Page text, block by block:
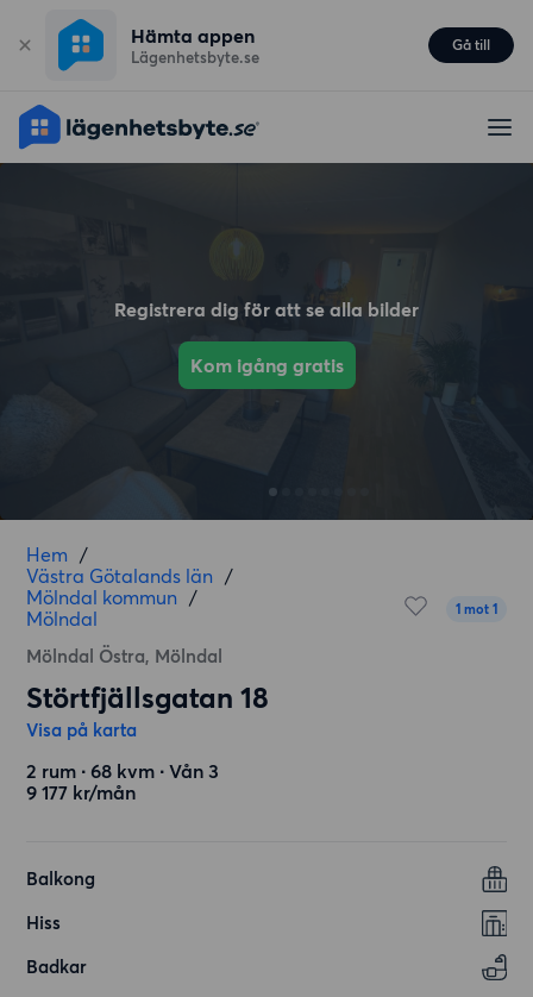
Hämta appen
Lägenhetsbyte.se
Gå till
Registrera dig för att se alla bilder
Kom igång gratis
Hem /
Västra Götalands län /
Mölndal kommun /
Mölndal
Mölndal Östra, Mölndal
1 mot 1
Störtfjällsgatan 18
Visa på karta
2 rum ∙ 68 kvm ∙ Vån 3
9 177 kr/mån
Balkong
Hiss
Badkar